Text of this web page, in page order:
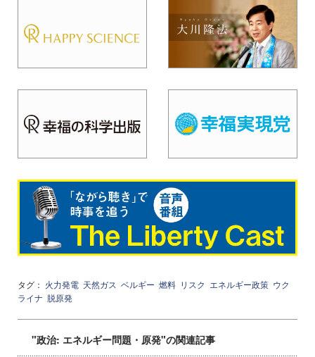
タグ： 火力発電 天然ガス ベルギー 燃料 リスク エネルギー政策 ウク
ライナ 脱原発
"政治: エネルギー問題・原発"の関連記事